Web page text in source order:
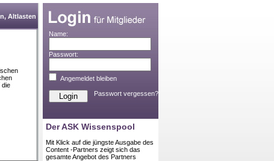
Altlasten
die
Name:
Passwort:
Angemeldet bleiben
Passwort vergessen?
Der ASK Wissenspool
Mit Klick auf die jüngste Ausgabe des
Content -Partners zeigt sich das
gesamte Angebot des Partners